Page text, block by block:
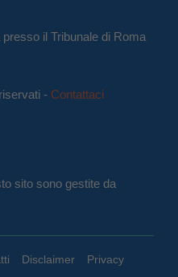
il Tribunale di Roma
- Contattaci
sito sono gestite da
Disclaimer Privacy